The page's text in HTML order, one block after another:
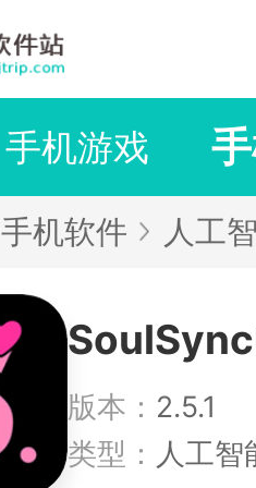
手机游戏
手机软件 人工
版本： 2.5.1
类型： 人工智